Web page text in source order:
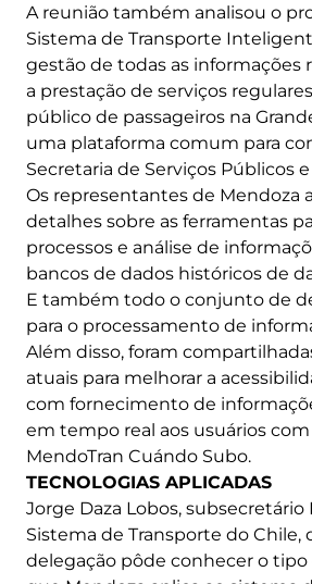
A reunião também analisou o
Sistema de Transporte
gestão de todas as informações
a prestação de serviços
público de passageiros na
uma plataforma comum para
Secretaria de Serviços Públicos e
Os representantes de Mendoza
detalhes sobre as ferramentas
processos e análise de
bancos de dados históricos de
E também todo o conjunto de
para o processamento de
Além disso, foram
atuais para melhorar a
com fornecimento de
em tempo real aos usuários
MendoTran Cuándo Subo.
TECNOLOGIAS APLICADAS
Jorge Daza Lobos, subsecretário
Sistema de Transporte do Chile,
delegação pôde conhecer o